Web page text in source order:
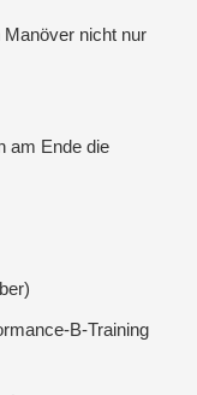
nicht nur
am Ende die
B-Training